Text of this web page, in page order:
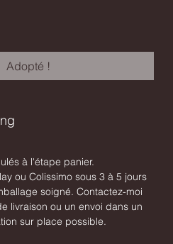
Adopté !
à l'étape panier.
ou Colissimo sous 3 à 5 jours
soigné. Contactez-moi
livraison ou un envoi dans un
sur place possible.